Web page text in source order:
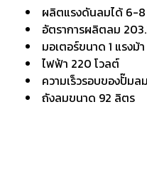
ผลิตแรงดันลมได้ 6-8
อัตราการผลิตลม
มอเตอร์ขนาด 1 แรงม้า
ไฟฟ้า 220 โวลต์
ความเร็วรอบของปั๊ม
ถังลมขนาด 92 ลิตร